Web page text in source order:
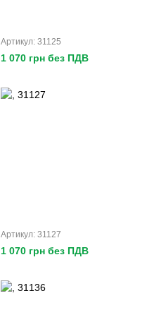
Артикул: 31125
1 070 грн без ПДВ
Артикул: 31127
1 070 грн без ПДВ